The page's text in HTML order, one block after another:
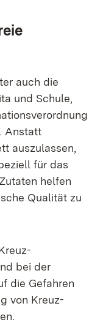
auch die
und Schule,
Anstatt
auszulassen,
für das
helfen
Qualität zu
bei der
die Gefahren
von Kreuz-